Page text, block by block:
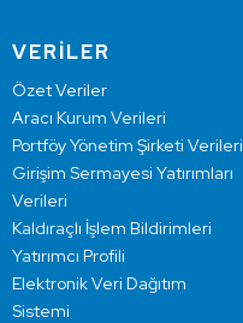
VERİLER
Özet Veriler
Aracı Kurum Verileri
Portföy Yönetim Şirketi Verileri
Girişim Sermayesi Yatırımları
Verileri
Kaldıraçlı İşlem Bildirimleri
Yatırımcı Profili
Elektronik Veri Dağıtım
Sistemi